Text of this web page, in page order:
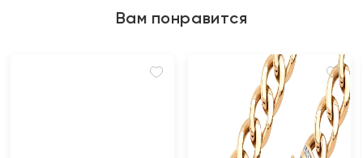
Вам понравится